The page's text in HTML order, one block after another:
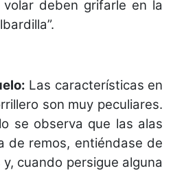
deben grifarle en la
Las características en
son muy peculiares.
se observa que las alas
de remos, entiéndase de
cuando persigue alguna